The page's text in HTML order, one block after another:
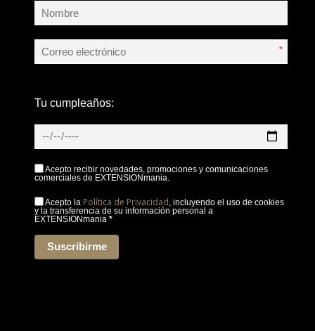
*
Tu cumpleaños:
Acepto recibir novedades, promociones y comunicaciones
comerciales de EXTENSIONmania.
Acepto la Política de Privacidad, incluyendo el uso de cookies
y la transferencia de su información personal a
EXTENSIONmania *
Suscribirme